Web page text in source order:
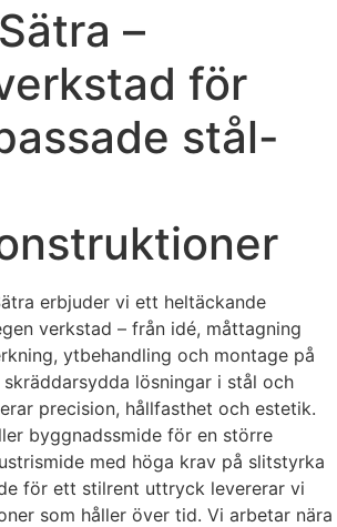
–
för
stål-
erbjuder vi ett heltäckande
verkstad – från idé, måttagning
ytbehandling och montage på
lösningar i stål och
precision, hållfasthet och estetik.
byggnadssmide för en större
med höga krav på slitstyrka
för ett stilrent uttryck levererar vi
som håller över tid. Vi arbetar nära